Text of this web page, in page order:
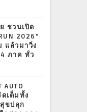
ชวนเปิด
2026”
แล้วมาวิ่ง
ภาค ทั่ว
ดเต็มทั้ง
ขปลุก